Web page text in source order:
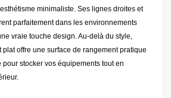
minimaliste. Ses lignes droites et
parfaitement dans les environnements
vraie touche design. Au-delà du style,
plat offre une surface de rangement pratique
stocker vos équipements tout en